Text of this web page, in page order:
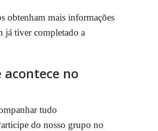
obtenham mais informações
já tiver completado a
no
tudo
do nosso grupo no